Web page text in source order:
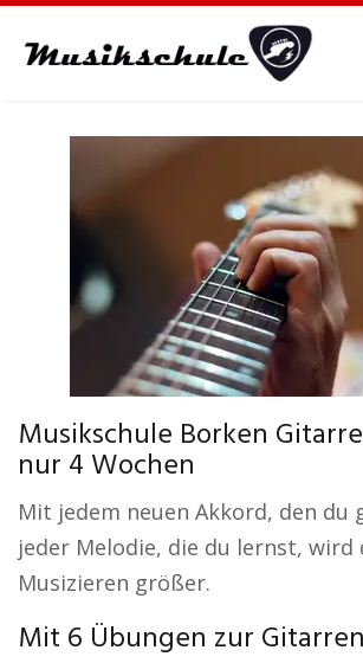
Musikschule Borken
nur 4 Wochen
Mit jedem neuen Akkord, den du
jeder Melodie, die du lernst, wird
Musizieren größer.
Mit 6 Übungen zur